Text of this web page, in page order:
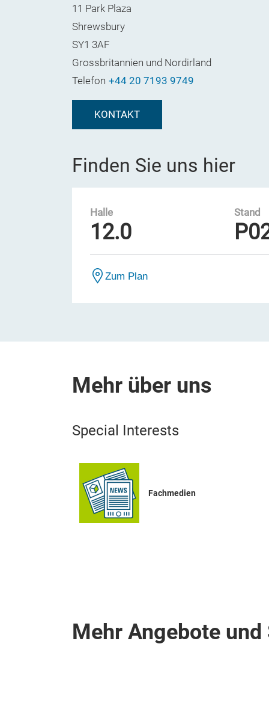
11 Park Plaza
Shrewsbury
SY1 3AF
Grossbritannien und Nordirland
Telefon +44 20 7193 9749
KONTAKT
Finden Sie uns hier
Halle
12.0
Stand
Zum Plan
Mehr über uns
Special Interests
Fachmedien
Mehr Angebote